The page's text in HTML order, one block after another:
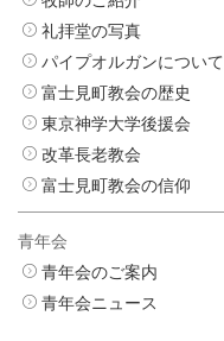
礼拝堂の写真
パイプオルガンについて
富士見町教会の歴史
東京神学大学後援会
改革長老教会
富士見町教会の信仰
青年会
青年会のご案内
青年会ニュース